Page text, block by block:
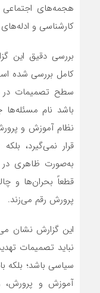
هجمه‌های اجتماعی
کارشناسی و
بررسی دقیق این
کامل بررسی شده
سطح تصمیمات در
باشد نام
نظام آموزش و
قرار نمی‌گیرد،
به‌صورت ظاهری در
قطعاً بحران‌ها و
پرورش رقم می‌زند.
این گزارش نشان
نباید تصمیمات
سیاسی باشد؛ بلکه
آموزش و پرورش،